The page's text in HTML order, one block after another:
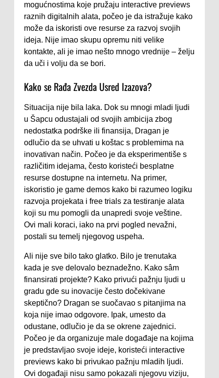
mogućnostima koje pružaju interactive previews
raznih digitalnih alata, počeo je da istražuje kako
može da iskoristi ove resurse za razvoj svojih
ideja. Nije imao skupu opremu niti velike
kontakte, ali je imao nešto mnogo vrednije – želju
da uči i volju da se bori.
Kako se Rađa Zvezda Usred Izazova?
Situacija nije bila laka. Dok su mnogi mladi ljudi
u Šapcu odustajali od svojih ambicija zbog
nedostatka podrške ili finansija, Dragan je
odlučio da se uhvati u koštac s problemima na
inovativan način. Počeo je da eksperimentiše s
različitim idejama, često koristeći besplatne
resurse dostupne na internetu. Na primer,
iskoristio je game demos kako bi razumeo logiku
razvoja projekata i free trials za testiranje alata
koji su mu pomogli da unapredi svoje veštine.
Ovi mali koraci, iako na prvi pogled nevažni,
postali su temelj njegovog uspeha.
Ali nije sve bilo tako glatko. Bilo je trenutaka
kada je sve delovalo beznadežno. Kako sâm
finansirati projekte? Kako privući pažnju ljudi u
gradu gde su inovacije često dočekivane
skeptično? Dragan se suočavao s pitanjima na
koja nije imao odgovore. Ipak, umesto da
odustane, odlučio je da se okrene zajednici.
Počeo je da organizuje male događaje na kojima
je predstavljao svoje ideje, koristeći interactive
previews kako bi privukao pažnju mladih ljudi.
Ovi događaji nisu samo pokazali njegovu viziju,